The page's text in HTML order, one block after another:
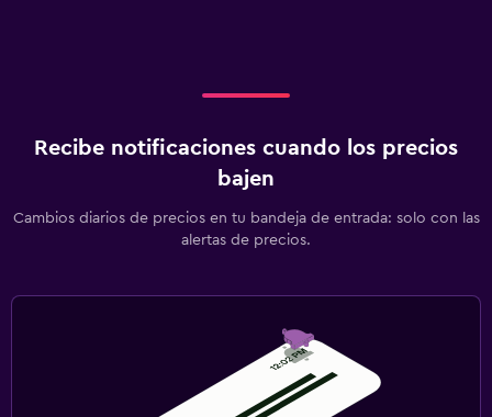
Recibe notificaciones cuando los precios
bajen
Cambios diarios de precios en tu bandeja de entrada: solo con las
alertas de precios.